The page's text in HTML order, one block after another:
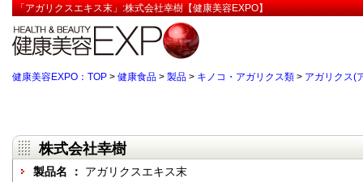
「アガリクスエキス末」:株式会社幸樹【健康美容EXPO】
健康美容EXPO：TOP > 健康食品 > 製品 > キノコ・アガリクス類 > アガリクス(
株式会社幸樹
製品名 ： アガリクスエキス末